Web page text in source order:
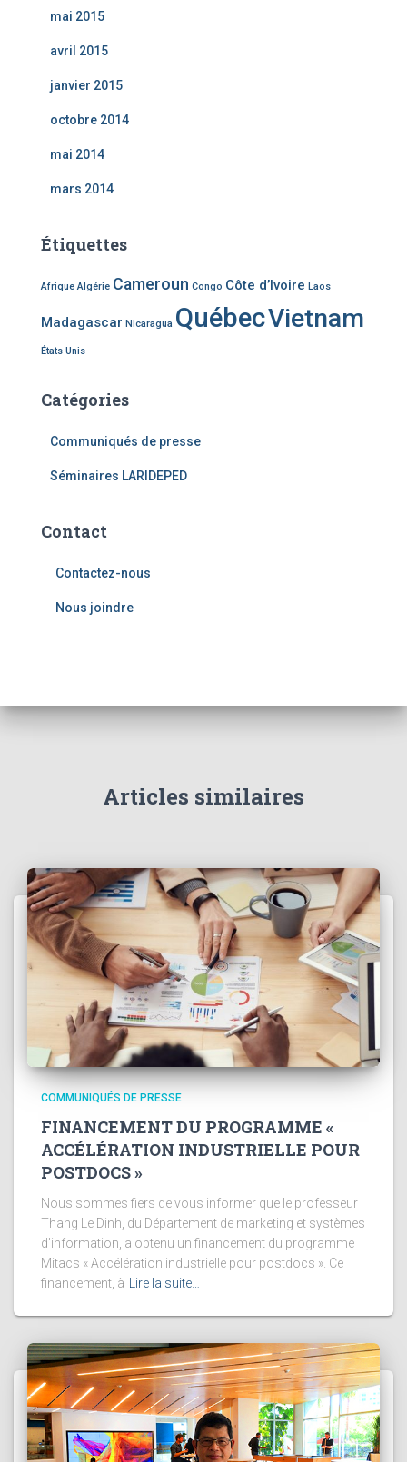
mai 2015
avril 2015
janvier 2015
octobre 2014
mai 2014
mars 2014
Étiquettes
Afrique Algérie Cameroun Congo Côte d’Ivoire Laos
Madagascar Nicaragua QuébecVietnam
États Unis
Catégories
Communiqués de presse
Séminaires LARIDEPED
Contact
Contactez-nous
Nous joindre
Articles similaires
COMMUNIQUÉS DE PRESSE
FINANCEMENT DU PROGRAMME «
ACCÉLÉRATION INDUSTRIELLE POUR
POSTDOCS »
Nous sommes fiers de vous informer que le professeur
Thang Le Dinh, du Département de marketing et systèmes
d’information, a obtenu un financement du programme
Mitacs « Accélération industrielle pour postdocs ». Ce
financement, à
Lire la suite…